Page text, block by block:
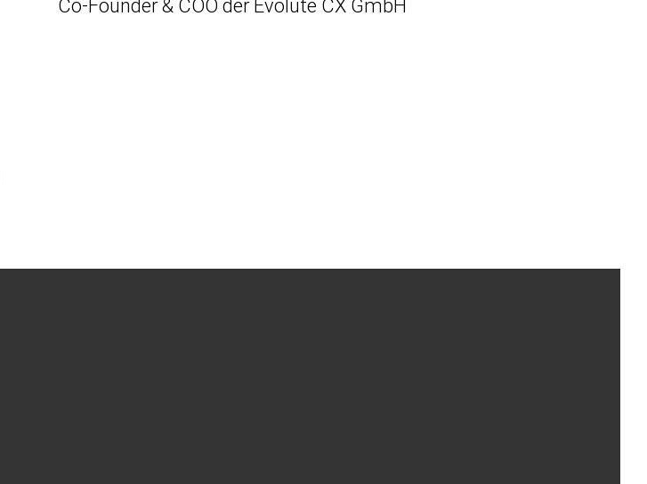
Co-Founder & COO der Evolute CX GmbH